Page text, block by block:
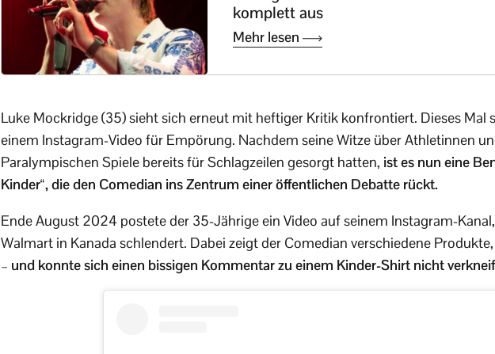
komplett aus
Mehr lesen
Luke Mockridge (35) sieht sich erneut mit heftiger Kritik konfrontiert. Dieses Mal
einem Instagram-Video für Empörung. Nachdem seine Witze über Athletinnen
Paralympischen Spiele bereits für Schlagzeilen gesorgt hatten, ist es nun eine
Kinder“, die den Comedian ins Zentrum einer öffentlichen Debatte rückt.
Ende August 2024 postete der 35-Jährige ein Video auf seinem Instagram-
Walmart in Kanada schlendert. Dabei zeigt der Comedian verschiedene
– und konnte sich einen bissigen Kommentar zu einem Kinder-Shirt nicht